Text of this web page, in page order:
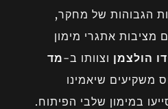
הגבוהות של מחקר,
מציבות אתגרי מימון
הולצמן וצוותו ב-מד
משקיעים שיאמינו
במימון שלבי הפיתוח.